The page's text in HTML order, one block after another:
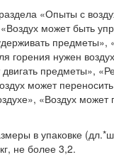
«Опыты с
может быть
предметы»,
горения нужен
предметы»,
может
«Воздух может
в упаковке
не более 3,2.